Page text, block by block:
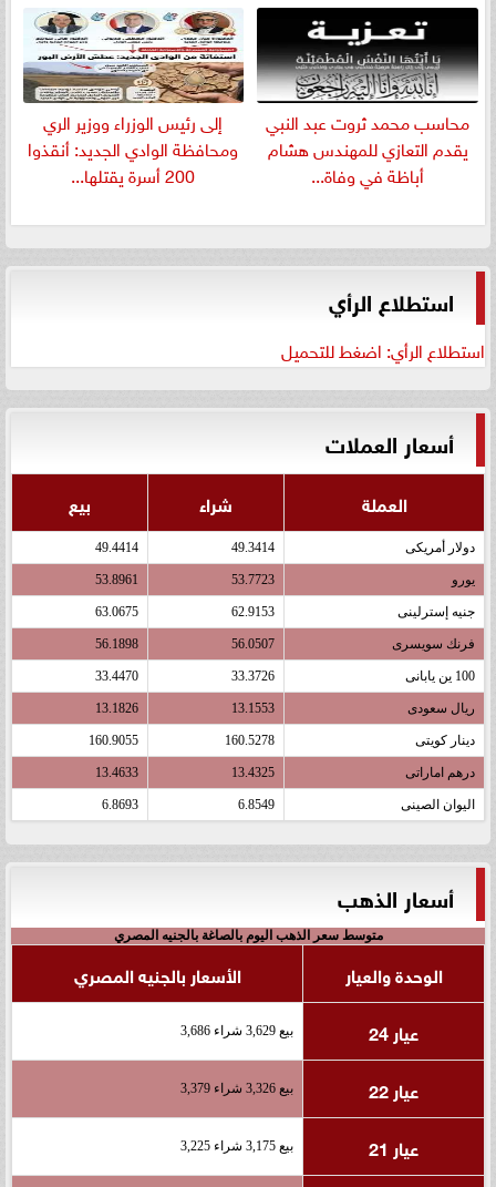
​محاسب محمد ثروت عبد النبي
يقدم التعازي للمهندس هشام
أباظة في وفاة...
إلى رئيس الوزراء ووزير الري
ومحافظة الوادي الجديد: أنقذوا
200 أسرة يقتلها...
استطلاع الرأي
استطلاع الرأي: اضغط للتحميل
أسعار العملات
العملة شراء بيع
دولار أمريكى 49.3414
49.4414
يورو 53.7723
53.8961
جنيه إسترلينى 62.9153
63.0675
فرنك سويسرى 56.0507
56.1898
100 ين يابانى 33.3726
33.4470
ريال سعودى 13.1553
13.1826
دينار كويتى 160.5278
160.9055
درهم اماراتى 13.4325
13.4633
اليوان الصينى 6.8549
6.8693
أسعار الذهب
متوسط سعر الذهب اليوم بالصاغة بالجنيه المصري
الوحدة والعيار
الأسعار بالجنيه المصري
عيار 24
بيع 3,629 شراء 3,686
عيار 22 بيع 3,326 شراء 3,379
عيار 21 بيع 3,175 شراء 3,225